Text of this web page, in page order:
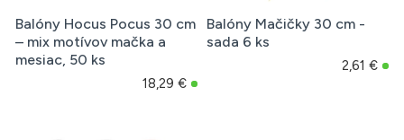
Balóny Hocus Pocus 30 cm
– mix motívov mačka a
mesiac, 50 ks
18,29 €
Balóny Mačičky 30 cm -
sada 6 ks
2,61 €